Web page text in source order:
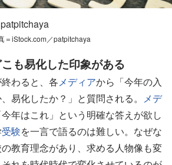
＝iStock.com／patpitchaya
も易化した印象がある
わると、各メディアから「今年の入
易化したか？」と質問される。 メデ
年はこれ」という明確な答えが欲し
受験を一言で語るのは難しい。なぜな
教育理念があり、求める人物像も変